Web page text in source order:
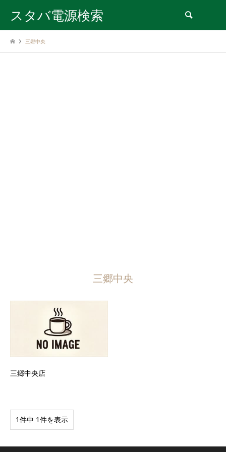
スタバ電源検索
三郷中央
三郷中央
三郷中央店
1件中 1件を表示